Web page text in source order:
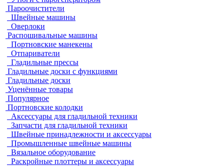
Пароочистители
Швейные машины
Оверлоки
Распошивальные машины
Портновские манекены
Отпариватели
Гладильные прессы
Гладильные доски с функциями
Гладильные доски
Уценённые товары
Популярное
Портновские колодки
Аксессуары для гладильной техники
Запчасти для гладильной техники
Швейные принадлежности и аксессуары
Промышленные швейные машины
Вязальное оборудование
Раскройные плоттеры и аксессуары